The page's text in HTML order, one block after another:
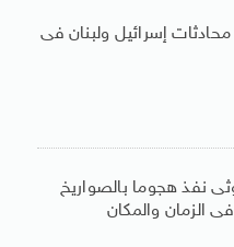
محادثات إسرائيل ولبنان فى
نفذ هجوما بالصواريخ
الزمان والمكان